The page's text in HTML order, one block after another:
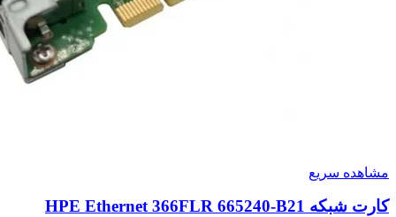
مشاهده سریع
کارت شبکه HPE Ethernet 366FLR 665240-B21